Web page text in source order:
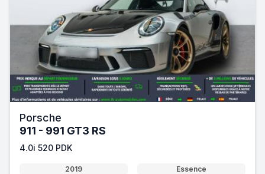
Porsche
911 - 991 GT3 RS
4.0i 520 PDK
2019
Essence